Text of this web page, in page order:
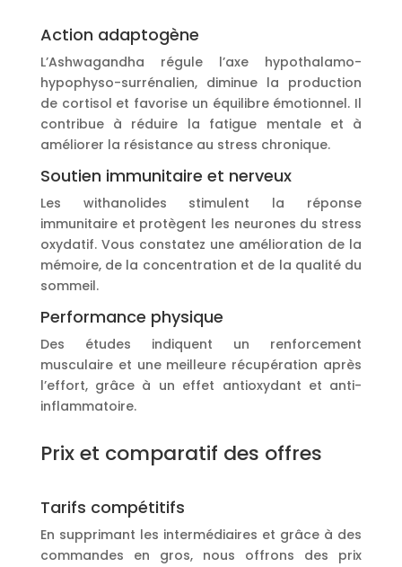
Action adaptogène
L’Ashwagandha régule l’axe hypothalamo-
hypophyso-surrénalien, diminue la production
de cortisol et favorise un équilibre émotionnel. Il
contribue à réduire la fatigue mentale et à
améliorer la résistance au stress chronique.
Soutien immunitaire et nerveux
Les withanolides stimulent la réponse
immunitaire et protègent les neurones du stress
oxydatif. Vous constatez une amélioration de la
mémoire, de la concentration et de la qualité du
sommeil.
Performance physique
Des études indiquent un renforcement
musculaire et une meilleure récupération après
l’effort, grâce à un effet antioxydant et anti-
inflammatoire.
Prix et comparatif des offres
Tarifs compétitifs
En supprimant les intermédiaires et grâce à des
commandes en gros, nous offrons des prix